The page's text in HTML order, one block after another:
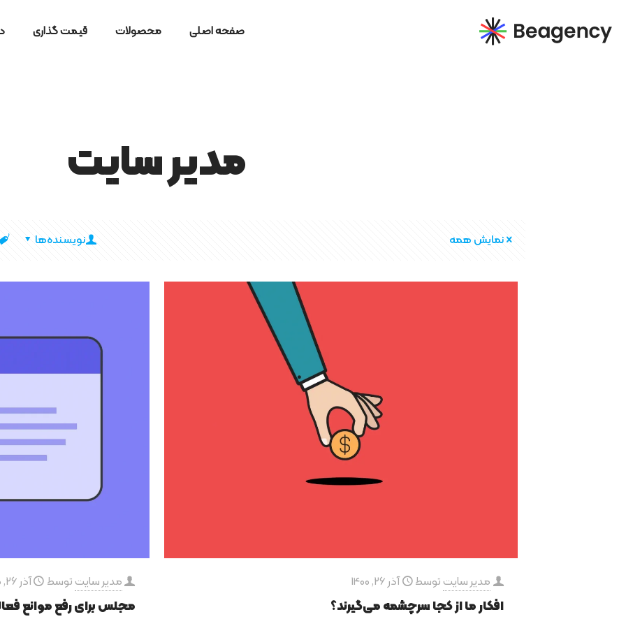
صفحه اصلی محصولات قیمت گذاری
مدیر سایت
نویسنده‌ها نمایش همه
مدیر سایت توسط آذر 26, 1400
افکار ما از کجا سرچشمه می‌گیرند؟
مدیر سایت توسط آذر 26, 1400
مجلس برای رفع موانع